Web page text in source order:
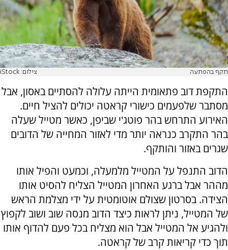
תקף בהפתעה צילום: iStock
התקפת דוב פתאומית הייתה עלולה להסתיים באסון, אבל
מסתבר שלפעמים כישורי קראטה יכולים להציל חיים.
האירוע התרחש בהר פוטג'י שביפן, כאשר מטייל שעלה
בהר התקרב כנראה יותר מדי לאזור המחייה של הדובים
שגרים באזור והותקף.
הדוב התנפל על המטייל מלמעלה, וכמעט והפיל אותו
מההר אבל ברגע האחרון המטייל הצליח להסיט אותו
הצידה. בסרטון שצולם אוטומטית על ידי מצלמת הראש
של המטייל, ניתן לראות כיצד הדוב מנסה שוב ושוב לקפוץ
ולהגיע אל המטייל אבל הוא מצליח בכל פעם להדוף אותו
תוך כדי קריאות קרב של קראטה.